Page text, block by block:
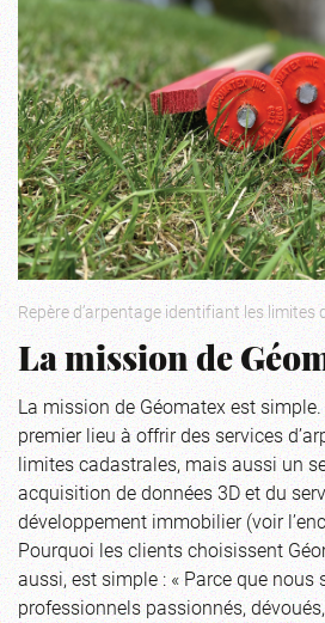
Repère d’arpentage identifiant les limites
La mission de
La mission de Géomatex est
premier lieu à offrir des services
limites cadastrales, mais aussi un
acquisition de données 3D et du
développement immobilier (voir
Pourquoi les clients choisissent
aussi, est simple : « Parce que nous
professionnels passionnés,